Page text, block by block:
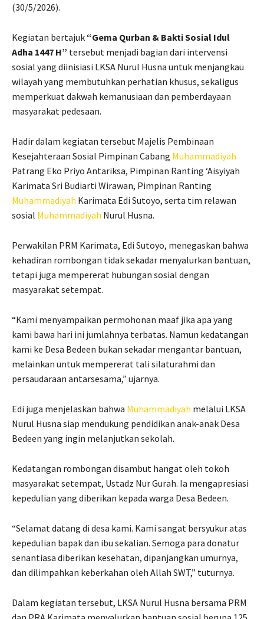
(30/5/2026).
Kegiatan bertajuk“Gema Qurban & Bakti Sosial Idul
Adha 1447 H” tersebut menjadi bagian dari intervensi
sosial yang diinisiasi LKSA Nurul Husna untuk menjangkau
wilayah yang membutuhkan perhatian khusus, sekaligus
memperkuat dakwah kemanusiaan dan pemberdayaan
masyarakat pedesaan.
Hadir dalam kegiatan tersebut Majelis Pembinaan
Kesejahteraan Sosial Pimpinan Cabang Muhammadiyah
Patrang Eko Priyo Antariksa, Pimpinan Ranting ‘Aisyiyah
Karimata Sri Budiarti Wirawan, Pimpinan Ranting
Muhammadiyah Karimata Edi Sutoyo, serta tim relawan
sosial Muhammadiyah Nurul Husna.
Perwakilan PRM Karimata, Edi Sutoyo, menegaskan bahwa
kehadiran rombongan tidak sekadar menyalurkan bantuan,
tetapi juga mempererat hubungan sosial dengan
masyarakat setempat.
“Kami menyampaikan permohonan maaf jika apa yang
kami bawa hari ini jumlahnya terbatas. Namun kedatangan
kami ke Desa Bedeen bukan sekadar mengantar bantuan,
melainkan untuk mempererat tali silaturahmi dan
persaudaraan antarsesama,” ujarnya.
Edi juga menjelaskan bahwa Muhammadiyah melalui LKSA
Nurul Husna siap mendukung pendidikan anak-anak Desa
Bedeen yang ingin melanjutkan sekolah.
Kedatangan rombongan disambut hangat oleh tokoh
masyarakat setempat, Ustadz Nur Gurah. Ia mengapresiasi
kepedulian yang diberikan kepada warga Desa Bedeen.
“Selamat datang di desa kami. Kami sangat bersyukur atas
kepedulian bapak dan ibu sekalian. Semoga para donatur
senantiasa diberikan kesehatan, dipanjangkan umurnya,
dan dilimpahkan keberkahan oleh Allah SWT,” tuturnya.
Dalam kegiatan tersebut, LKSA Nurul Husna bersama PRM